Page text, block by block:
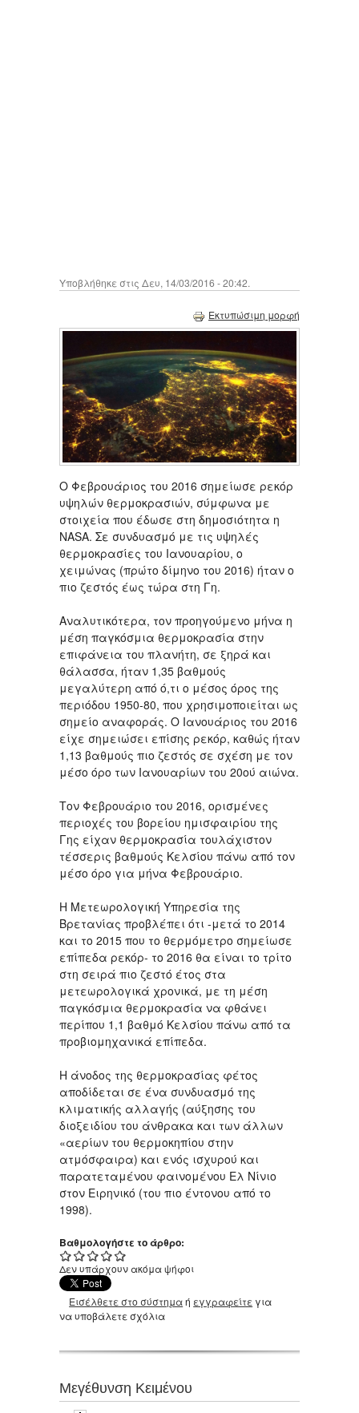
Υποβλήθηκε στις Δευ, 14/03/2016 - 20:42.
Εκτυπώσιμη μορφή
Ο Φεβρουάριος του 2016 σημείωσε ρεκόρ
υψηλών θερμοκρασιών, σύμφωνα με
στοιχεία που έδωσε στη δημοσιότητα η
NASA. Σε συνδυασμό με τις υψηλές
θερμοκρασίες του Ιανουαρίου, ο
χειμώνας (πρώτο δίμηνο του 2016) ήταν ο
πιο ζεστός έως τώρα στη Γη.
Αναλυτικότερα, τον προηγούμενο μήνα η
μέση παγκόσμια θερμοκρασία στην
επιφάνεια του πλανήτη, σε ξηρά και
θάλασσα, ήταν 1,35 βαθμούς
μεγαλύτερη από ό,τι ο μέσος όρος της
περιόδου 1950-80, που χρησιμοποιείται ως
σημείο αναφοράς. Ο Ιανουάριος του 2016
είχε σημειώσει επίσης ρεκόρ, καθώς ήταν
1,13 βαθμούς πιο ζεστός σε σχέση με τον
μέσο όρο των Ιανουαρίων του 20ού αιώνα.
Τον Φεβρουάριο του 2016, ορισμένες
περιοχές του βορείου ημισφαιρίου της
Γης είχαν θερμοκρασία τουλάχιστον
τέσσερις βαθμούς Κελσίου πάνω από τον
μέσο όρο για μήνα Φεβρουάριο.
Η Μετεωρολογική Υπηρεσία της
Βρετανίας προβλέπει ότι -μετά το 2014
και το 2015 που το θερμόμετρο σημείωσε
επίπεδα ρεκόρ- το 2016 θα είναι το τρίτο
στη σειρά πιο ζεστό έτος στα
μετεωρολογικά χρονικά, με τη μέση
παγκόσμια θερμοκρασία να φθάνει
περίπου 1,1 βαθμό Κελσίου πάνω από τα
προβιομηχανικά επίπεδα.
Η άνοδος της θερμοκρασίας φέτος
αποδίδεται σε ένα συνδυασμό της
κλιματικής αλλαγής (αύξησης του
διοξειδίου του άνθρακα και των άλλων
«αερίων του θερμοκηπίου στην
ατμόσφαιρα) και ενός ισχυρού και
παρατεταμένου φαινομένου Ελ Νίνιο
στον Ειρηνικό (του πιο έντονου από το
1998).
Βαθμολογήστε το άρθρο:
Δεν υπάρχουν ακόμα ψήφοι
Εισέλθετε στο σύστημαή εγγραφείτε για
να υποβάλετε σχόλια
Μεγέθυνση Κειμένου